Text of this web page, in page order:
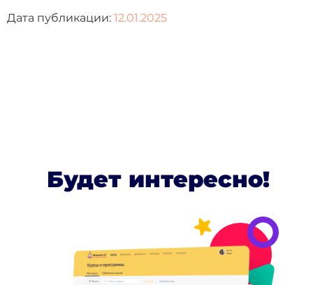
Дата публикации: 12.01.2025
Будет интересно!